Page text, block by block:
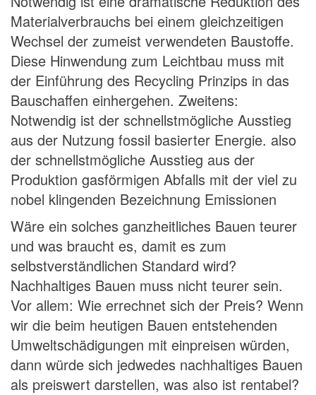
Materialverbrauchs bei einem gleichzeitigen
Wechsel der zumeist verwendeten Baustoffe.
Diese Hinwendung zum Leichtbau muss mit
der Einführung des Recycling Prinzips in das
Bauschaffen einhergehen. Zweitens:
Notwendig ist der schnellstmögliche Ausstieg
aus der Nutzung fossil basierter Energie. also
der schnellstmögliche Ausstieg aus der
Produktion gasförmigen Abfalls mit der viel zu
nobel klingenden Bezeichnung Emissionen
Wäre ein solches ganzheitliches Bauen teurer
und was braucht es, damit es zum
selbstverständlichen Standard wird?
Nachhaltiges Bauen muss nicht teurer sein.
Vor allem: Wie errechnet sich der Preis? Wenn
wir die beim heutigen Bauen entstehenden
Umweltschädigungen mit einpreisen würden,
dann würde sich jedwedes nachhaltiges Bauen
als preiswert darstellen, was also ist rentabel?